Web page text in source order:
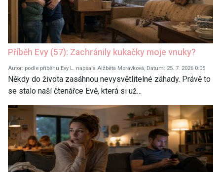
Příběh Evy (57): Zachránily kukačky moje vnuky?
Autor: podle příběhu Evy L. napsala Alžběta Morávková, Datum: 25. 7. 2026 0:05
Někdy do života zasáhnou nevysvětlitelné záhady. Právě to
se stalo naší čtenářce Evě, která si už…